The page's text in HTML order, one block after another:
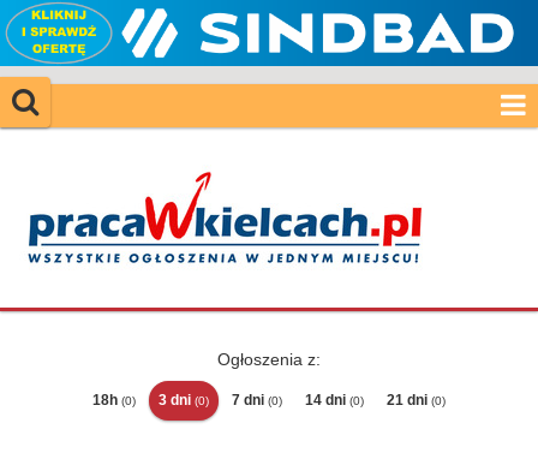
Ogłoszenia z:
18h (0) 3 dni (0) 7 dni (0) 14 dni (0) 21 dni (0)